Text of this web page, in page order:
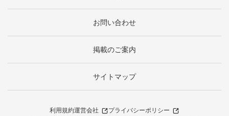
お問い合わせ
掲載のご案内
サイトマップ
利用規約運営会社
プライバシーポリシー